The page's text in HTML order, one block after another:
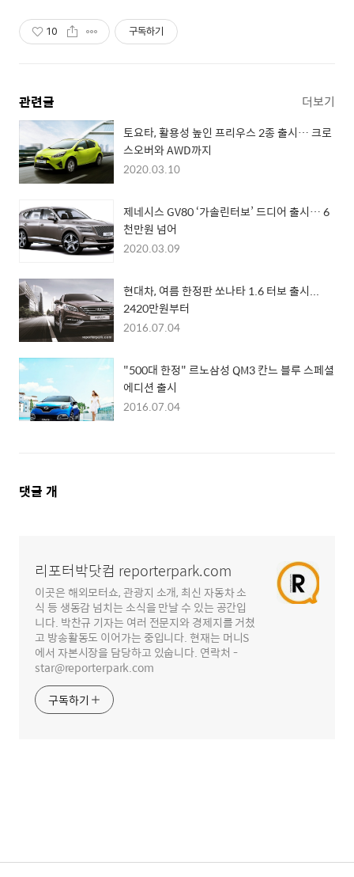
10 구독하기
관련글 더보기
토요타, 활용성 높인 프리우스 2종 출시… 크로
스오버와 AWD까지
2020.03.10
제네시스 GV80 ‘가솔린터보’ 드디어 출시… 6
천만원 넘어
2020.03.09
현대차, 여름 한정판 쏘나타 1.6 터보 출시...
2420만원부터
2016.07.04
"500대 한정" 르노삼성 QM3 칸느 블루 스페셜
에디션 출시
2016.07.04
댓
댓글 개
리포터박닷컴 reporterpark.com
이곳은 해외모터쇼, 관광지 소개, 최신 자동차 소
식 등 생동감 넘치는 소식을 만날 수 있는 공간입
니다. 박찬규 기자는 여러 전문지와 경제지를 거쳤
고 방송활동도 이어가는 중입니다. 현재는 머니S
에서 자본시장을 담당하고 있숩니다. 연락처 -
star@reporterpark.com
구독하기